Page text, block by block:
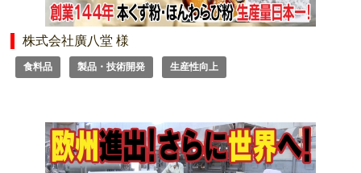
株式会社廣八堂 様
食料品 製品・技術開発 生産性向上